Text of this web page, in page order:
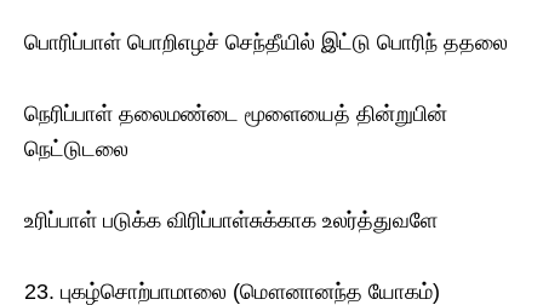
பொரிப்பாள் பொறிஎழச் செந்தீயில் இட்டு பொரிந் ததலை
நெரிப்பாள் தலைமண்டை மூளையைத் தின்றுபின்
நெட்டுடலை
உரிப்பாள் படுக்க விரிப்பாள்சுக்காக உலர்த்துவளே
23. புகழ்சொற்பாமாலை (மௌனானந்த யோகம்)